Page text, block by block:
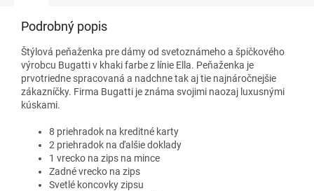
Podrobný popis
Štýlová peňaženka pre dámy od svetoznámeho a špičkového
výrobcu Bugatti v khaki farbe z línie Ella. Peňaženka je
prvotriedne spracovaná a nadchne tak aj tie najnáročnejšie
zákazníčky. Firma Bugatti je známa svojimi naozaj luxusnými
kúskami.
8 priehradok na kreditné karty
2 priehradok na ďalšie doklady
1 vrecko na zips na mince
Zadné vrecko na zips
Svetlé koncovky zipsu